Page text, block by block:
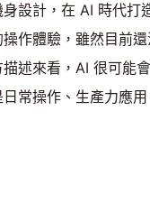
設計，在 AI 時代打
作體驗，雖然目前
述來看，AI 很可能
常操作、生產力應用